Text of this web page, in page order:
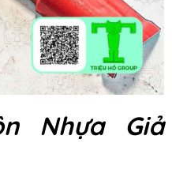
Nhựa Giả